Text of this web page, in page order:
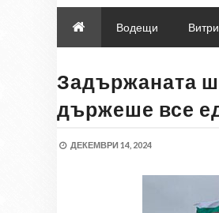
Водещи
Задържаната
държеше все
ДЕКЕМВРИ 14, 2024